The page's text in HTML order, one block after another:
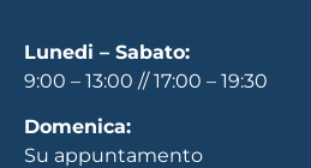
Lunedi – Sabato:
9:00 – 13:00 // 17:00 – 19:30
Domenica:
Su appuntamento